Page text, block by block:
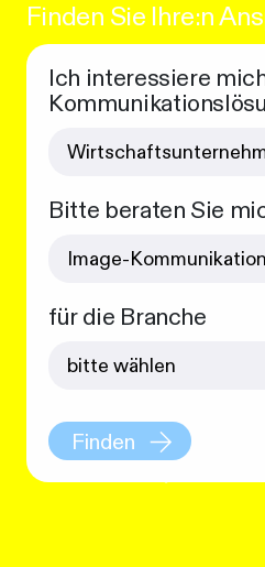
Finden Sie Ihre:n
Ich interessiere
Bitte beraten Sie
für die Branche
Finden